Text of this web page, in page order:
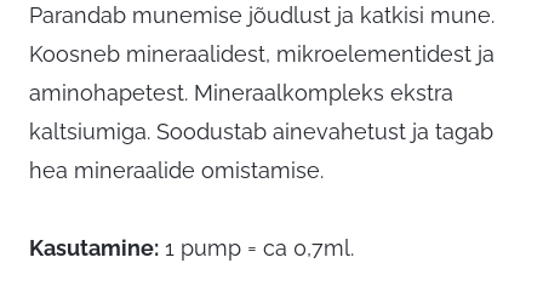
Parandab munemise jõudlust ja katkisi mune.
Koosneb mineraalidest, mikroelementidest ja
aminohapetest. Mineraalkompleks ekstra
kaltsiumiga. Soodustab ainevahetust ja tagab
hea mineraalide omistamise.
Kasutamine: 1 pump = ca 0,7ml.